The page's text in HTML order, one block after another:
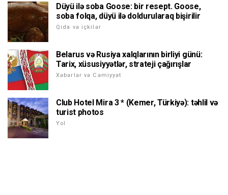
Düyü ilə soba Goose: bir resept. Goose,
soba folqa, düyü ilə doldurularaq bişirilir
Qida və içkilər
Belarus və Rusiya xalqlarının birliyi günü:
Tarix, xüsusiyyətlər, strateji çağırışlar
Xəbərlər və Cəmiyyət
Club Hotel Mira 3 * (Kemer, Türkiyə): təhlil və
turist photos
Yol